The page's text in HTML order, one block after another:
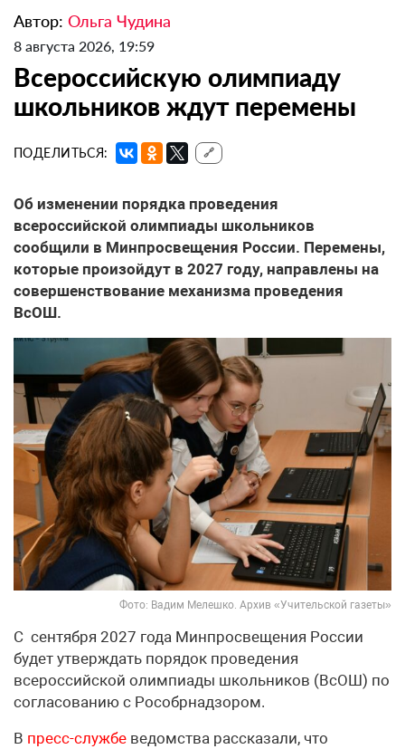
Автор: Ольга Чудина
8 августа 2026, 19:59
Всероссийскую олимпиаду
школьников ждут перемены
ПОДЕЛИТЬСЯ: 🔗
Об изменении порядка проведения
всероссийской олимпиады школьников
сообщили в Минпросвещения России. Перемены,
которые произойдут в 2027 году, направлены на
совершенствование механизма проведения
ВсОШ.
Фото: Вадим Мелешко. Архив «Учительской газеты»
С сентября 2027 года Минпросвещения России
будет утверждать порядок проведения
всероссийской олимпиады школьников (ВсОШ) по
согласованию с Рособрнадзором.
В пресс-службе ведомства рассказали, что